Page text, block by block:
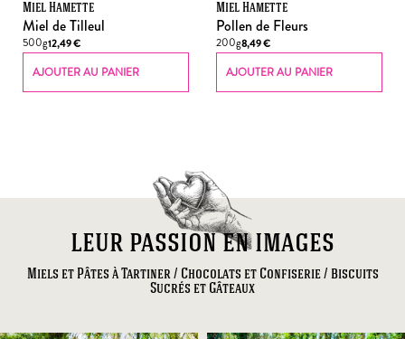
Miel Hamette
Miel de Tilleul
500g12,49€
AJOUTER AU PANIER
Miel Hamette
Pollen de Fleurs
200g8,49€
AJOUTER AU PANIER
leur passion en images
Miels et Pâtes à Tartiner / Chocolats et Confiserie / Biscuits
Sucrés et Gâteaux